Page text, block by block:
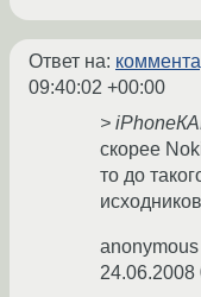
Ответ на:
09:40:02 +00:00
>
скорее
то до
anonymous
24.06.2008